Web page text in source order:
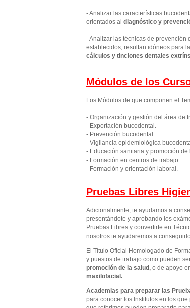
- Analizar las características
orientados al diagnóstico y
- Analizar las técnicas de
establecidos, resultan idóneos para la
cálculos y tinciones dentales
Módulos de los
Los Módulos de que componen el
- Organización y gestión del área de
- Exportación bucodental.
- Prevención bucodental.
- Vigilancia epidemiológica
- Educación sanitaria y promoción de
- Formación en centros de trabajo.
- Formación y orientación laboral.
Pruebas Libres
Adicionalmente, te ayudamos a
presentándote y aprobando los
Pruebas Libres y convertirte en
nosotros te ayudaremos a conseguirlo.
El Título Oficial Homologado de
y puestos de trabajo como pueden
promoción de la salud, o de apoyo
maxilofacial.
Academias para preparar las
para conocer los Institutos en los